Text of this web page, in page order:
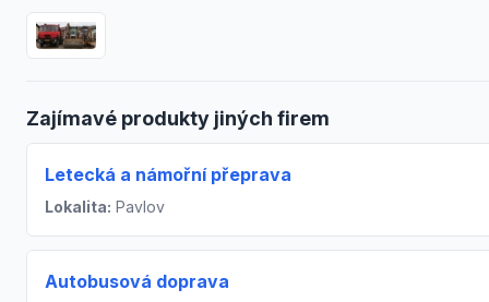
Zajímavé produkty jiných firem
Letecká a námořní přeprava
Lokalita: Pavlov
Autobusová doprava